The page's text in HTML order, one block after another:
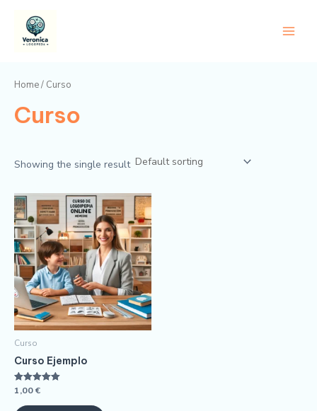
contenido
Menu
Home/ Curso
Curso
Showing the single result
Curso
Curso Ejemplo
Rated
5.00
out of 5
1,00€